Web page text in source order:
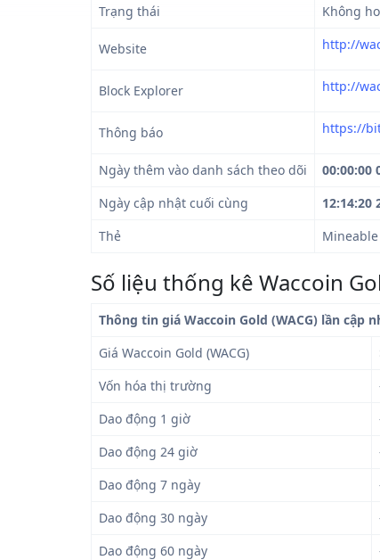
Trạng thái Không
Website http://
Block Explorer http://
Thông báo https://
Ngày thêm vào danh sách theo dõi
00:00:00
Ngày cập nhật cuối cùng
12:14:20
Thẻ
Mineable
Số liệu thống kê Waccoin
Thông tin giá Waccoin Gold (WACG) lần cập
Giá Waccoin Gold (WACG)
Vốn hóa thị trường
Dao động 1 giờ
Dao động 24 giờ
Dao động 7 ngày
Dao động 30 ngày
Dao động 60 ngày